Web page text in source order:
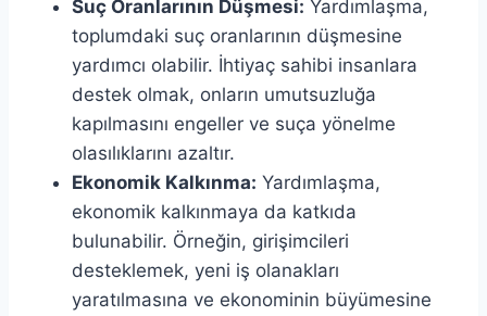
Suç Oranlarının Düşmesi: Yardımlaşma,
toplumdaki suç oranlarının düşmesine
yardımcı olabilir. İhtiyaç sahibi insanlara
destek olmak, onların umutsuzluğa
kapılmasını engeller ve suça yönelme
olasılıklarını azaltır.
Ekonomik Kalkınma: Yardımlaşma,
ekonomik kalkınmaya da katkıda
bulunabilir. Örneğin, girişimcileri
desteklemek, yeni iş olanakları
yaratılmasına ve ekonominin büyümesine